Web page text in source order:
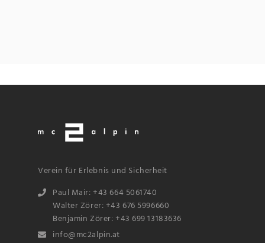
Verein für Erlebnis und Sicherheit
Paul Mair: +43 664 5061740
Walter Zörer: +43 676 5996660
Benjamin Zörer: +43 699 13183636
info@mc2alpin.at